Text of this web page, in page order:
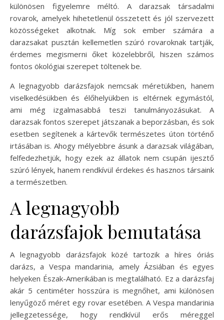
különösen figyelemre méltó. A darazsak társadalmi
rovarok, amelyek hihetetlenül összetett és jól szervezett
közösségeket alkotnak. Míg sok ember számára a
darazsakat pusztán kellemetlen szúró rovaroknak tartják,
érdemes megismerni őket közelebbről, hiszen számos
fontos ökológiai szerepet töltenek be.
A legnagyobb darázsfajok nemcsak méretükben, hanem
viselkedésükben és élőhelyükben is eltérnek egymástól,
ami még izgalmasabbá teszi tanulmányozásukat. A
darazsak fontos szerepet játszanak a beporzásban, és sok
esetben segítenek a kártevők természetes úton történő
irtásában is. Ahogy mélyebbre ásunk a darazsak világában,
felfedezhetjük, hogy ezek az állatok nem csupán ijesztő
szúró lények, hanem rendkívül érdekes és hasznos társaink
a természetben.
A legnagyobb
darázsfajok bemutatása
A legnagyobb darázsfajok közé tartozik a híres óriás
darázs, a Vespa mandarinia, amely Ázsiában és egyes
helyeken Észak-Amerikában is megtalálható. Ez a darázsfaj
akár 5 centiméter hosszúra is megnőhet, ami különösen
lenyűgöző méret egy rovar esetében. A Vespa mandarinia
jellegzetessége, hogy rendkívül erős méreggel